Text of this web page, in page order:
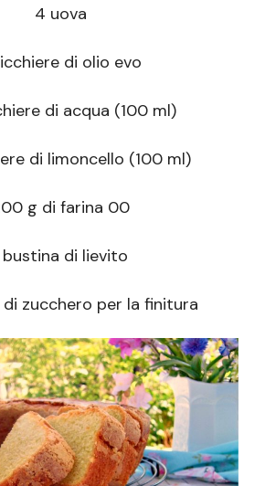
4 uova
di olio evo
di acqua (100 ml)
di limoncello (100 ml)
g di farina 00
bustina di lievito
zucchero per la finitura